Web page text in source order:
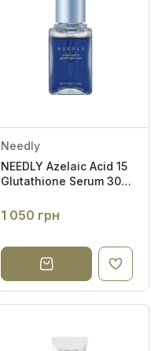
Needly
NEEDLY Azelaic Acid 15
Glutathione Serum 30ml
азелаїновою кислотою
та глутатіоном
1 050 грн